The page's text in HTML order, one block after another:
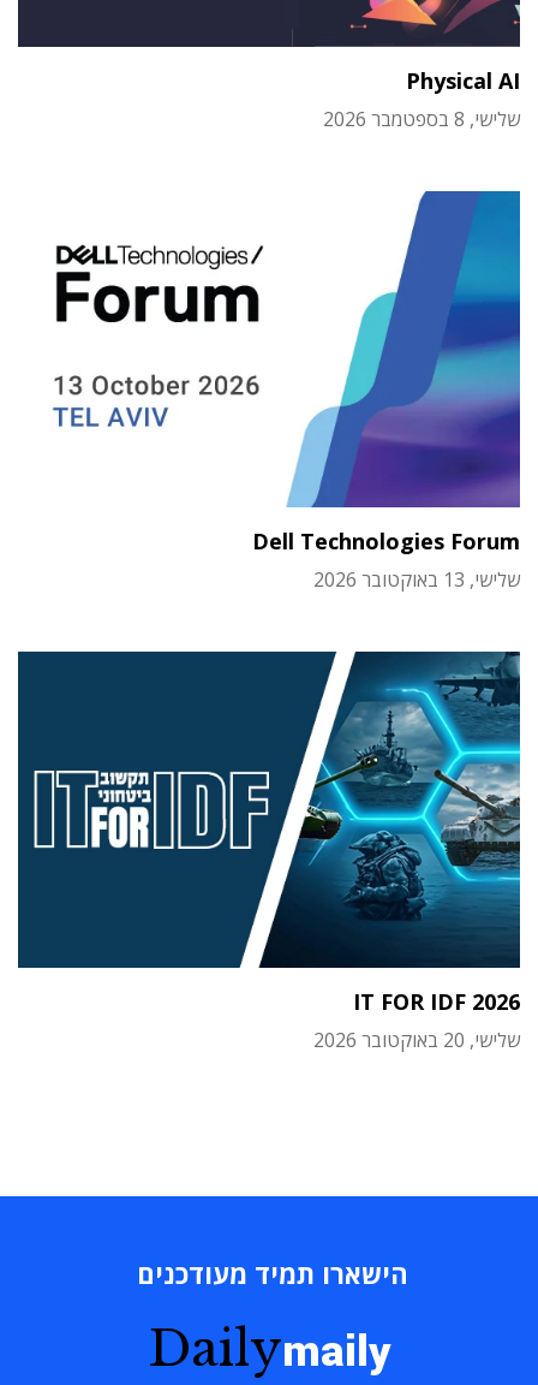
Physical AI
שלישי, 8 בספטמבר 2026
Dell Technologies Forum
שלישי, 13 באוקטובר 2026
IT FOR IDF 2026
שלישי, 20 באוקטובר 2026
הישארו תמיד מעודכנים
Dailymaily